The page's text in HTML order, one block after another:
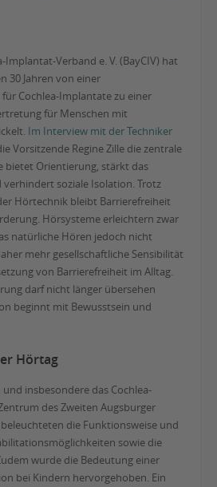
Implantat-Verband e. V. (BayCIV) hat
30 Jahren von einer
Cochlea-Implantate zu einer
für Menschen mit
Im Interview mit der Techniker
Vorsitzende Regine Zille die zentrale
bietet Orientierung, stärkt das
verhindert soziale Isolation. Trotz
Hörtechnik bleibt Barrierefreiheit
Hörsysteme erleichtern zwar
natürliche Hören jedoch nicht
mehr gesellschaftliche Sensibilität
von Barrierefreiheit im Alltag.
darf nicht länger übersehen
beginnt mit Bewusstsein und
Hörtag
insbesondere das Cochlea-
des Zweiten Augsburger
die Funktionsweise und
sowie die
wurde die Bedeutung einer
bei Kindern hervorgehoben. Ein